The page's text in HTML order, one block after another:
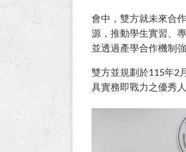
會中，雙方就未來合
源，推動學生實習、
並透過產學合作機制
雙方並規劃於115年2
具實務即戰力之優秀人